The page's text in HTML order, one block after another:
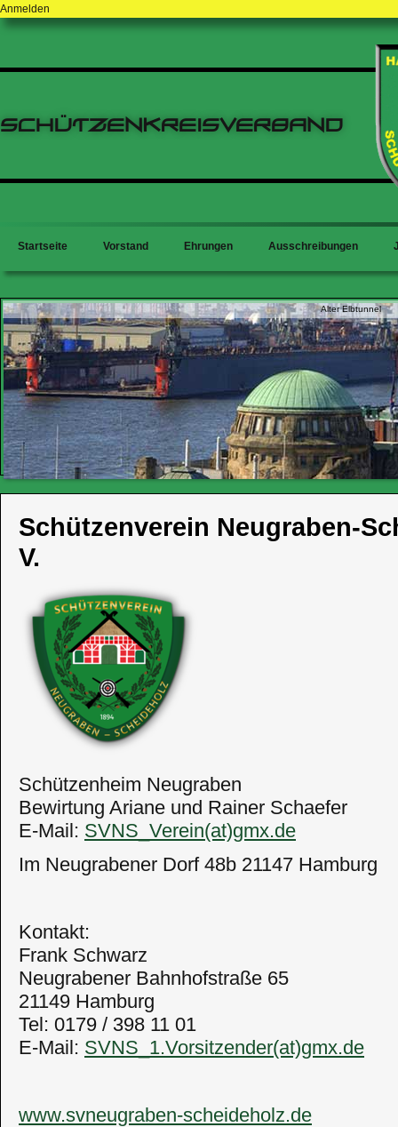
Anmelden
Schützenkreisverband
Startseite Vorstand Ehrungen Ausschreibungen
Alter Elbtunnel
Schützenverein Neugraben-
V.
Schützenheim Neugraben
Bewirtung Ariane und Rainer Schaefer
E-Mail: SVNS_Verein(at)gmx.de
Im Neugrabener Dorf 48b 21147 Hamburg
Kontakt:
Frank Schwarz
Neugrabener Bahnhofstraße 65
21149 Hamburg
Tel: 0179 / 398 11 01
E-Mail: SVNS_1.Vorsitzender(at)gmx.de
www.svneugraben-scheideholz.de